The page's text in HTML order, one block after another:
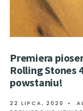
Premiera
Rolling Stones
powstaniu!
22 LIPCA, 2020 •